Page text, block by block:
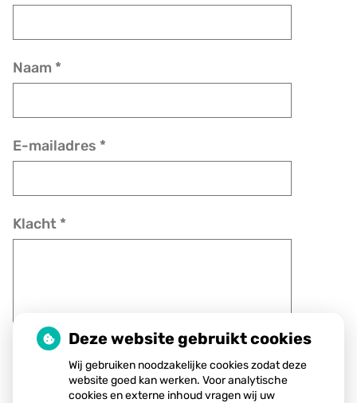
Naam *
E-mailadres *
Klacht *
Volgende
Deze website gebruikt cookies
Wij gebruiken noodzakelijke cookies zodat deze
website goed kan werken. Voor analytische
cookies en externe inhoud vragen wij uw